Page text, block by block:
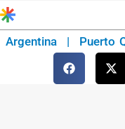
Argentina | Puerto